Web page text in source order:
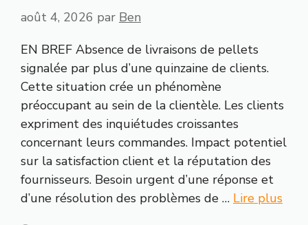
août 4, 2026 par Ben
EN BREF Absence de livraisons de pellets
signalée par plus d’une quinzaine de clients.
Cette situation crée un phénomène
préoccupant au sein de la clientèle. Les clients
expriment des inquiétudes croissantes
concernant leurs commandes. Impact potentiel
sur la satisfaction client et la réputation des
fournisseurs. Besoin urgent d’une réponse et
d’une résolution des problèmes de … Lire plus